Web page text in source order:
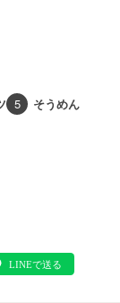
5 そうめん